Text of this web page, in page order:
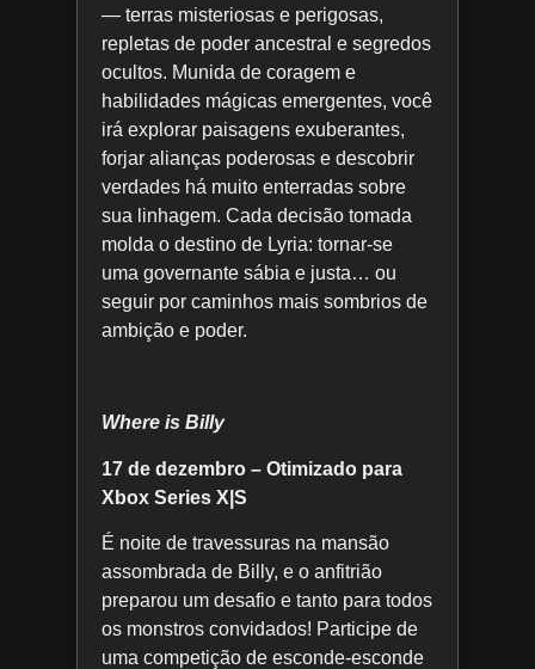
— terras misteriosas e perigosas,
repletas de poder ancestral e segredos
ocultos. Munida de coragem e
habilidades mágicas emergentes, você
irá explorar paisagens exuberantes,
forjar alianças poderosas e descobrir
verdades há muito enterradas sobre
sua linhagem. Cada decisão tomada
molda o destino de Lyria: tornar-se
uma governante sábia e justa… ou
seguir por caminhos mais sombrios de
ambição e poder.
Where is Billy
17 de dezembro – Otimizado para
Xbox Series X|S
É noite de travessuras na mansão
assombrada de Billy, e o anfitrião
preparou um desafio e tanto para todos
os monstros convidados! Participe de
uma competição de esconde-esconde